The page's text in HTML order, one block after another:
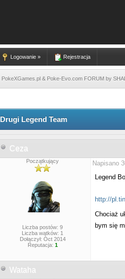
Logowanie » Rejestracja
PokeXGames.pl & Poke-Evo.com FORUM by
Drugi Legend Team
Ceza
Początkujący
Liczba postów: 9
Liczba wątków: 1
Dołączył: Oct 2014
Reputacja: 1
Napisano
Legend
http://
Chociaż
bym się
Wataha